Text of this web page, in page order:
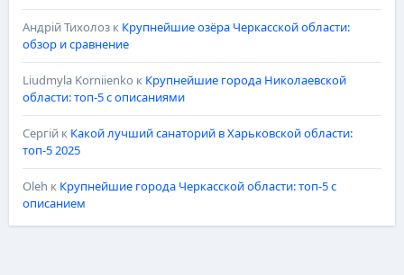
Андрій Тихолозк Крупнейшие озёра Черкасской области:
обзор и сравнение
Liudmyla Korniienko к Крупнейшие города Николаевской
области: топ-5 с описаниями
Сергійк Какой лучший санаторий в Харьковской области:
топ-5 2025
Oleh к Крупнейшие города Черкасской области: топ-5 с
описанием